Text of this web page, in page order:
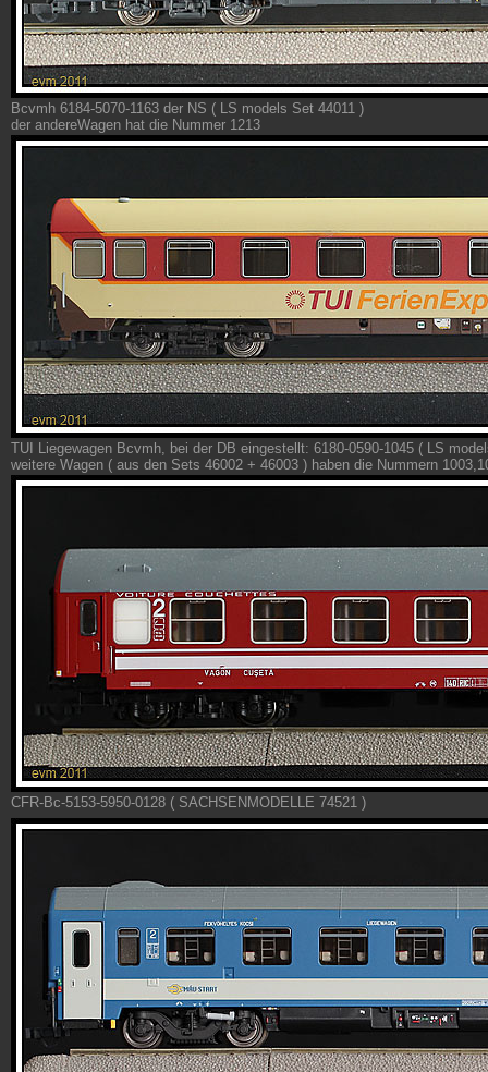
Bcvmh 6184-5070-1163 der NS ( LS models Set 44011 )
der andereWagen hat die Nummer 1213
TUI Liegewagen Bcvmh, bei der DB eingestellt: 6180-0590-1045 ( LS
weitere Wagen ( aus den Sets 46002 + 46003 ) haben die Nummern
CFR-Bc-5153-5950-0128 ( SACHSENMODELLE 74521 )